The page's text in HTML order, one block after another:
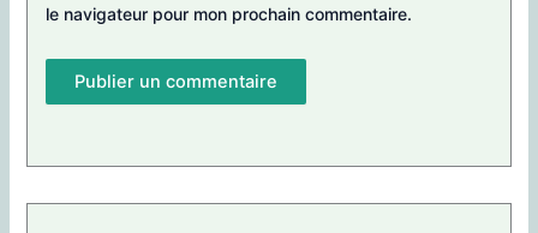
le navigateur pour mon prochain commentaire.